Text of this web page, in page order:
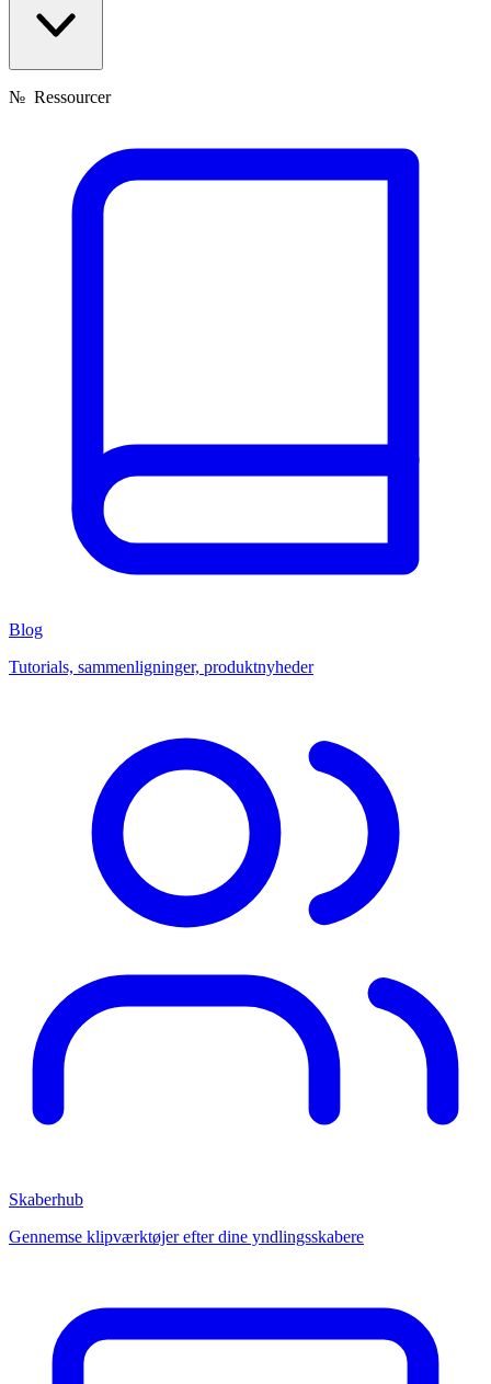
№ Ressourcer
Blog
Tutorials, sammenligninger, produktnyheder
Skaberhub
Gennemse klipværktøjer efter dine yndlingsskabere